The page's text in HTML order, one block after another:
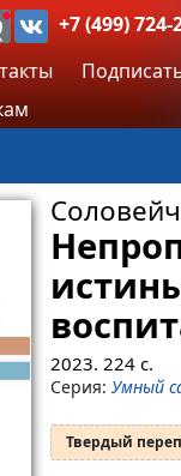
+7 (499) 724-
2023. 224с.
Серия: Умный
Твердый